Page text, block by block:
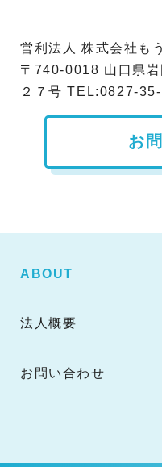
営利法人 株式会社も
〒740-0018 山口県
２７号 TEL:0827-
お
ABOUT
法人概要
お問い合わせ